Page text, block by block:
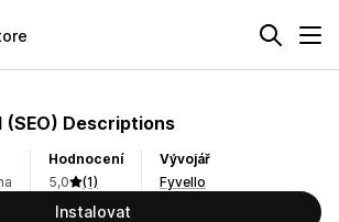
(SEO) Descriptions
Hodnocení
5,0
(1)
Vývojář
Fyvello
Instalovat